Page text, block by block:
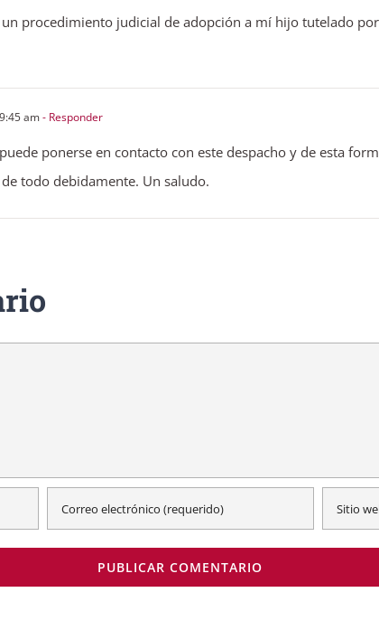
procedimiento judicial de adopción a mí hijo tutelado
am- Responder
ponerse en contacto con este despacho y de esta
todo debidamente. Un saludo.